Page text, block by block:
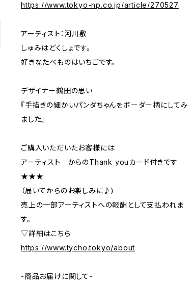
https://www.tokyo-np.co.jp/article/270527
アーティスト：河川敷
しゅみはどくしょです。
​好きなたべものはいちごです。
デザイナー鶴田の思い
『手描きの細かいパンダちゃんをボーダー柄にしてみ
ました』
ご購入いただいたお客様には
アーティスト からのThank youカード付きです
★★★
（届いてからのお楽しみに♪)
売上の一部アーティストへの報酬として支払われま
す。
▽詳細はこちら
https://www.tycho.tokyo/about
-商品お届けに関して-